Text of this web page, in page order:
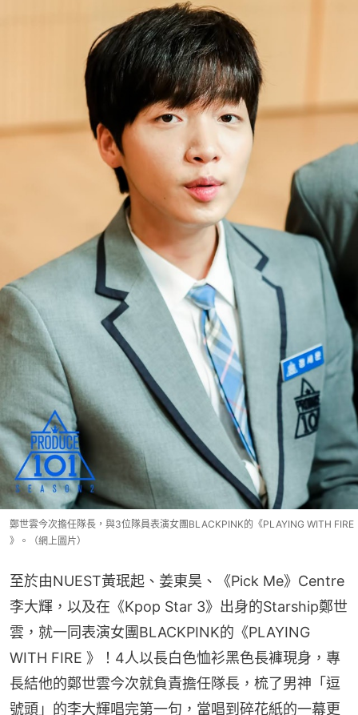
鄭世雲今次擔任隊長，與3位隊員表演女團BLACKPINK的《PLAYING WITH FIRE
》。（網上圖片）
至於由NUEST黃珉起、姜東昊、《Pick Me》Centre
李大輝，以及在《Kpop Star 3》出身的Starship鄭世
雲，就一同表演女團BLACKPINK的《PLAYING
WITH FIRE 》！4人以長白色恤衫黑色長褲現身，專
長結他的鄭世雲今次就負責擔任隊長，梳了男神「逗
號頭」的李大輝唱完第一句，當唱到碎花紙的一幕更